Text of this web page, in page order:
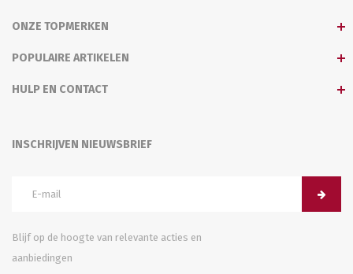
ONZE TOPMERKEN
POPULAIRE ARTIKELEN
HULP EN CONTACT
INSCHRIJVEN NIEUWSBRIEF
Blijf op de hoogte van relevante acties en
aanbiedingen